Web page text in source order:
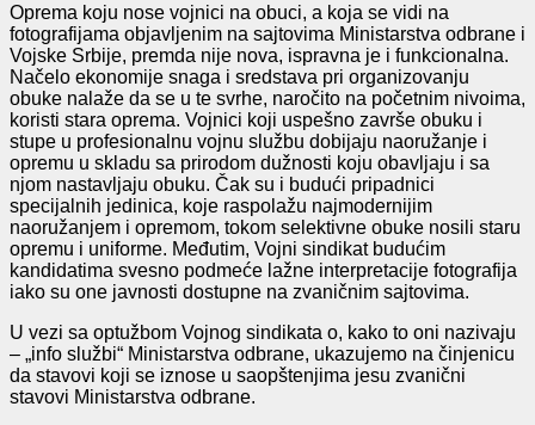
Oprema koju nose vojnici na obuci, a koja se vidi na
fotografijama objavljenim na sajtovima Ministarstva odbrane i
Vojske Srbije, premda nije nova, ispravna je i funkcionalna.
Načelo ekonomije snaga i sredstava pri organizovanju
obuke nalaže da se u te svrhe, naročito na početnim nivoima,
koristi stara oprema. Vojnici koji uspešno završe obuku i
stupe u profesionalnu vojnu službu dobijaju naoružanje i
opremu u skladu sa prirodom dužnosti koju obavljaju i sa
njom nastavljaju obuku. Čak su i budući pripadnici
specijalnih jedinica, koje raspolažu najmodernijim
naoružanjem i opremom, tokom selektivne obuke nosili staru
opremu i uniforme. Međutim, Vojni sindikat budućim
kandidatima svesno podmeće lažne interpretacije fotografija
iako su one javnosti dostupne na zvaničnim sajtovima.
U vezi sa optužbom Vojnog sindikata o, kako to oni nazivaju
– „info službi“ Ministarstva odbrane, ukazujemo na činjenicu
da stavovi koji se iznose u saopštenjima jesu zvanični
stavovi Ministarstva odbrane.